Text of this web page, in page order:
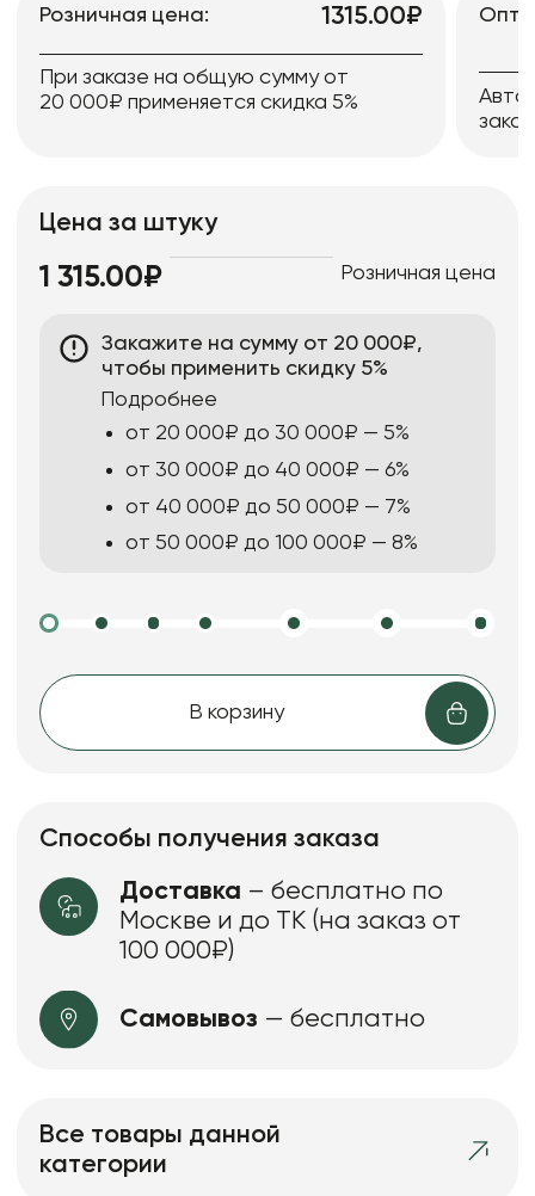
Розничная цена: 1315.00₽
При заказе на общую сумму от
20 000₽ применяется скидка 5%
Цена за штуку
1 315.00₽ Розничная цена
Закажите на сумму от 20 000₽,
чтобы применить скидку 5%
Подробнее
от 20 000₽ до 30 000₽ — 5%
от 30 000₽ до 40 000₽ — 6%
от 40 000₽ до 50 000₽ — 7%
от 50 000₽ до 100 000₽ — 8%
В корзину
Способы получения заказа
Доставка – бесплатно по
Москве и до ТК (на заказ от
100 000₽)
Самовывоз — бесплатно
Все товары данной
категории